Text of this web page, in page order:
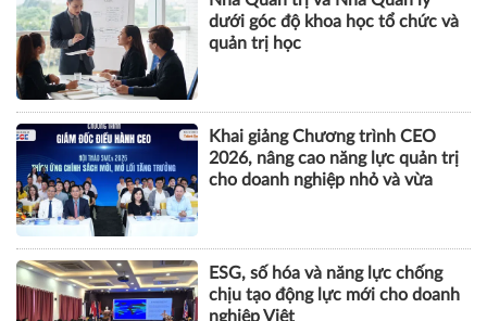
2026, nâng cao năng lực quản trị
cho doanh nghiệp nhỏ và vừa
ESG, số hóa và năng lực chống
chịu tạo động lực mới cho doanh
nghiệp Việt
BẤT ĐỘNG SẢN